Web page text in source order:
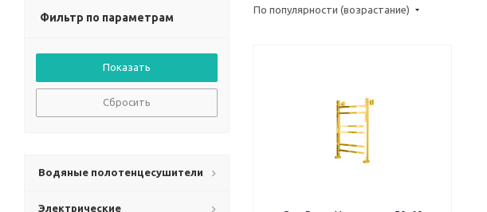
По популярности (возрастание)
Фильтр по параметрам
Сбросить
Водяные полотенцесушители
Электрические